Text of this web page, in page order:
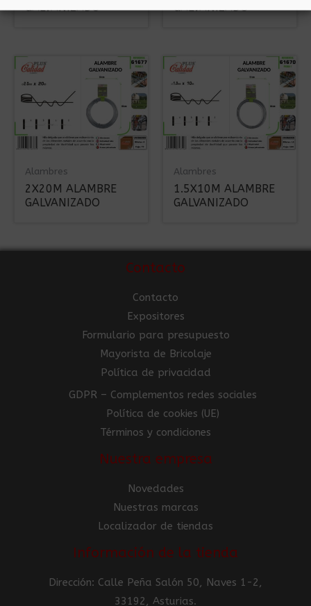
GALVANIZADO
GALVANIZADO
Alambres
2X20M ALAMBRE
GALVANIZADO
Alambres
1.5X10M ALAMBRE
GALVANIZADO
Contacto
Contacto
Expositores
Formulario para presupuesto
Mayorista de Bricolaje
Política de privacidad
GDPR – Complementos redes sociales
Política de cookies (UE)
Términos y condiciones
Nuestra empresa
Novedades
Nuestras marcas
Localizador de tiendas
Información de la tienda
Dirección: Calle Peña Salón 50, Naves 1-2,
33192, Asturias.